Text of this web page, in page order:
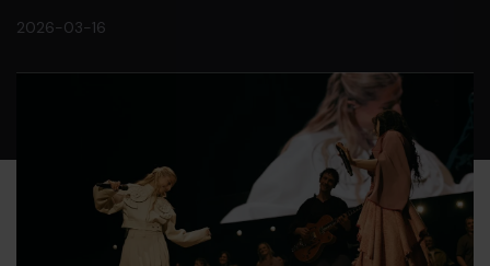
2026-03-16